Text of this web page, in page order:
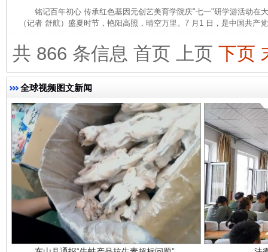
铭记百年初心 传承红色基因元创艺美育学院庆"七一"研学游活动
（记者 舒航）盛夏时节，艳阳高照，晴空万里。7 月1 日，是中国共产
共 866 条信息 首页 上页 下页
全球视频图文新闻
东山县通报“牛蛙产品抗生素超标问题” 法